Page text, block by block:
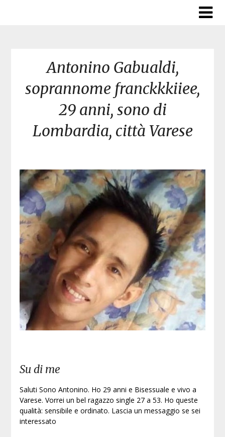
Antonino Gabualdi,
soprannome franckkkiiee,
29 anni, sono di
Lombardia, città Varese
Su di me
Saluti Sono Antonino. Ho 29 anni e Bisessuale e vivo a
Varese. Vorrei un bel ragazzo single 27 a 53. Ho queste
qualità: sensibile e ordinato. Lascia un messaggio se sei
interessato